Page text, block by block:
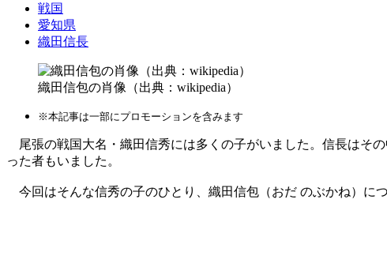
戦国
愛知県
織田信長
織田信包の肖像（出典：wikipedia）
※本記事は一部にプロモーションを含みます
尾張の戦国大名・織田信秀には多くの子がいました。信長はそ
った者もいました。
今回はそんな信秀の子のひとり、織田信包（おだ のぶかね）に